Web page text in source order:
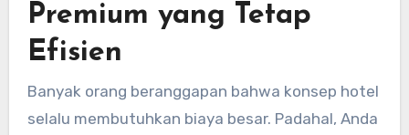
Premium yang Tetap
Efisien
Banyak orang beranggapan bahwa konsep hotel
selalu membutuhkan biaya besar. Padahal, Anda